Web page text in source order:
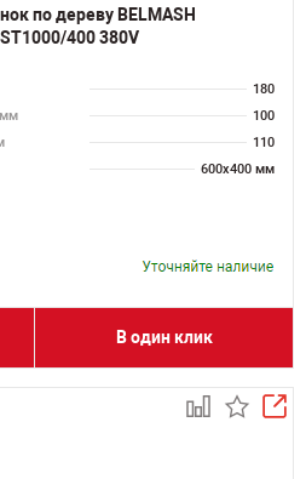
по дереву BELMASH
400 380V
180
мм
100
110
600х400 мм
В один клик